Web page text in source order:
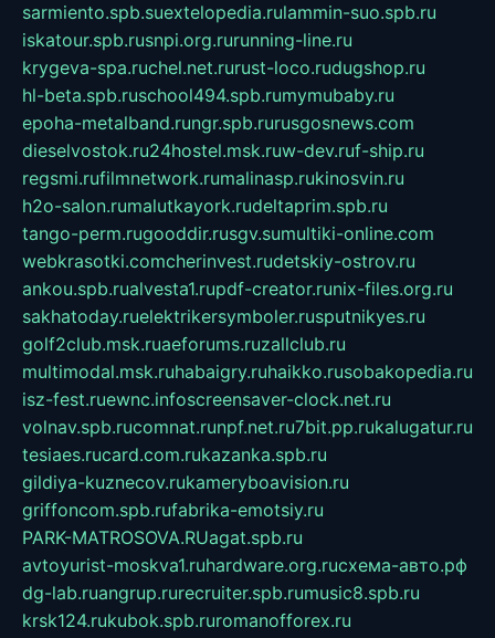
sarmiento.spb.suextelopedia.rulammin-suo.spb.ru
iskatour.spb.rusnpi.org.rurunning-line.ru
krygeva-spa.ruchel.net.rurust-loco.rudugshop.ru
hl-beta.spb.ruschool494.spb.rumymubaby.ru
epoha-metalband.rungr.spb.rurusgosnews.com
dieselvostok.ru24hostel.msk.ruw-dev.ruf-ship.ru
regsmi.rufilmnetwork.rumalinasp.rukinosvin.ru
h2o-salon.rumalutkayork.rudeltaprim.spb.ru
tango-perm.rugooddir.rusgv.sumultiki-online.com
webkrasotki.comcherinvest.rudetskiy-ostrov.ru
ankou.spb.rualvesta1.rupdf-creator.runix-files.org.ru
sakhatoday.ruelektrikersymboler.rusputnikyes.ru
golf2club.msk.ruaeforums.ruzallclub.ru
multimodal.msk.ruhabaigry.ruhaikko.rusobakopedia.ru
isz-fest.ruewnc.infoscreensaver-clock.net.ru
volnav.spb.rucomnat.runpf.net.ru7bit.pp.rukalugatur.ru
tesiaes.rucard.com.rukazanka.spb.ru
gildiya-kuznecov.rukameryboavision.ru
griffoncom.spb.rufabrika-emotsiy.ru
PARK-MATROSOVA.RUagat.spb.ru
avtoyurist-moskva1.ruhardware.org.ruсхема-авто.рф
dg-lab.ruangrup.rurecruiter.spb.rumusic8.spb.ru
krsk124.rukubok.spb.ruromanofforex.ru